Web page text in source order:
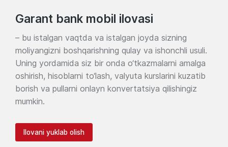
Garant bank mobil ilovasi
– bu istalgan vaqtda va istalgan joyda sizning
moliyangizni boshqarishning qulay va ishonchli usuli.
Uning yordamida siz bir onda o‘tkazmalarni amalga
oshirish, hisoblarni to‘lash, valyuta kurslarini kuzatib
borish va pullarni onlayn konvertatsiya qilishingiz
mumkin.
Ilovani yuklab olish